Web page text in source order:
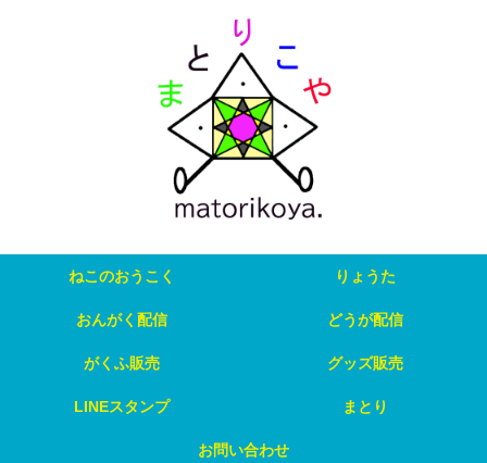
ねこのおうこく りょうた
おんがく配信 どうが配信
がくふ販売 グッズ販売
LINEスタンプ まとり
お問い合わせ